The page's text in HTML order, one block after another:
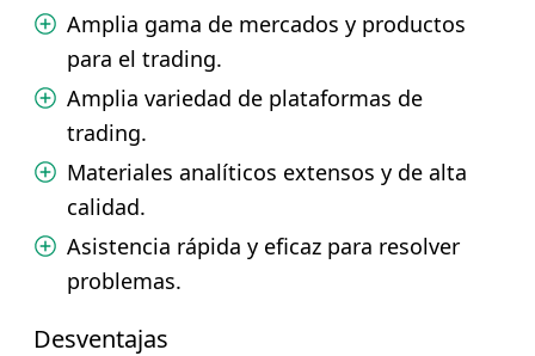
Amplia gama de mercados y productos
para el trading.
Amplia variedad de plataformas de
trading.
Materiales analíticos extensos y de alta
calidad.
Asistencia rápida y eficaz para resolver
problemas.
Desventajas